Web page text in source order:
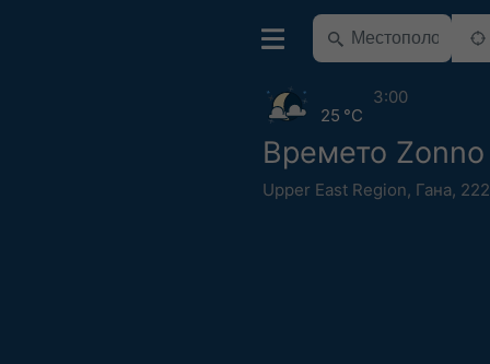
Времето Zonno
Upper East Region, Гана,
25 °C
3:00